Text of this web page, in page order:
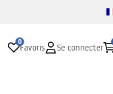
0
Favoris Se connecter